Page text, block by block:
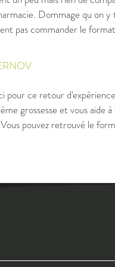
Dommage qu on
pas commander le
pour ce retour
grossesse et vous aide
pouvez retrouvé le